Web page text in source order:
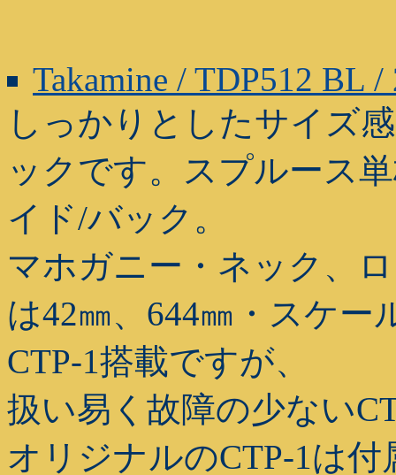
Takamine / TDP512 BL
しっかりとしたサイズ
ックです。スプルース
イド/バック。
マホガニー・ネック、
は42㎜、644㎜・スケ
CTP-1搭載ですが、
扱い易く故障の少ない
オリジナルのCTP-1は